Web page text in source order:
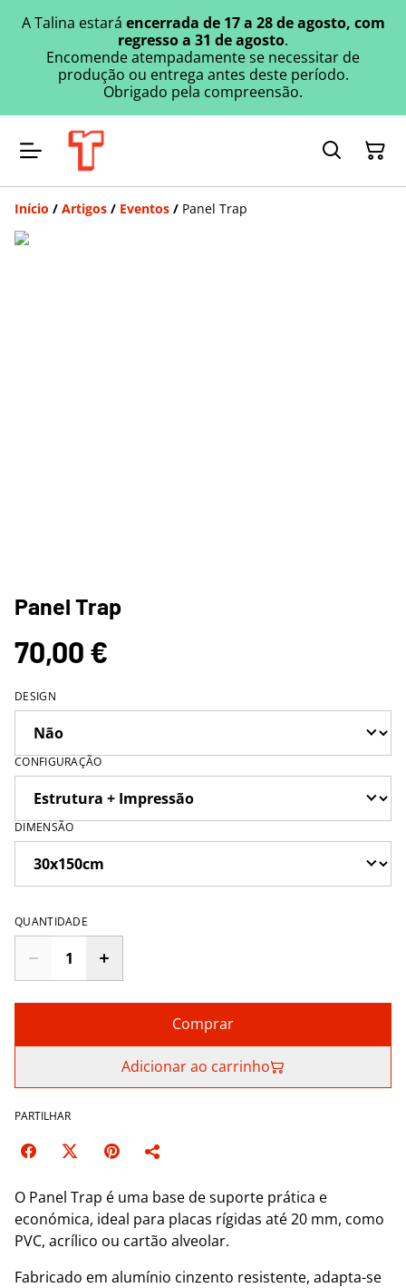
A Talina estará encerrada de 17 a 28 de agosto, com
regresso a 31 de agosto.
Encomende atempadamente se necessitar de
produção ou entrega antes deste período.
Obrigado pela compreensão.
Início / Artigos / Eventos / Panel Trap
Panel Trap
70,00 €
DESIGN
CONFIGURAÇÃO
DIMENSÃO
QUANTIDADE
Comprar
Adicionar ao carrinho
PARTILHAR
O Panel Trap é uma base de suporte prática e
económica, ideal para placas rígidas até 20 mm, como
PVC, acrílico ou cartão alveolar.
Fabricado em alumínio cinzento resistente, adapta-se